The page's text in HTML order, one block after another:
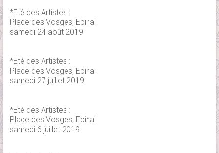
*Eté des Artistes :
Place des Vosges, Epinal
samedi 24 août 2019
*Eté des Artistes :
Place des Vosges, Epinal
samedi 27 juillet 2019
*Eté des Artistes :
Place des Vosges, Epinal
samedi 6 juillet 2019